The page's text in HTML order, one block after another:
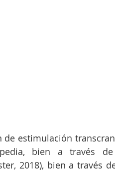
de estimulación
bien a través
2018), bien a través